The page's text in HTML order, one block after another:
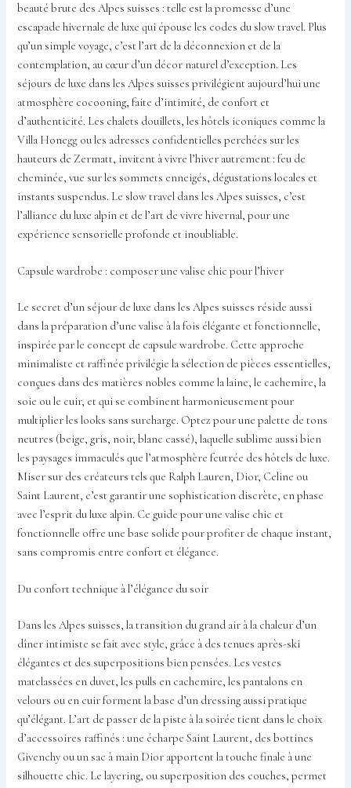
beauté brute des Alpes suisses : telle est la promesse d’une
escapade hivernale de luxe qui épouse les codes du slow travel. Plus
qu’un simple voyage, c’est l’art de la déconnexion et de la
contemplation, au cœur d’un décor naturel d’exception. Les
séjours de luxe dans les Alpes suisses privilégient aujourd’hui une
atmosphère cocooning, faite d’intimité, de confort et
d’authenticité. Les chalets douillets, les hôtels iconiques comme la
Villa Honegg ou les adresses confidentielles perchées sur les
hauteurs de Zermatt, invitent à vivre l’hiver autrement : feu de
cheminée, vue sur les sommets enneigés, dégustations locales et
instants suspendus. Le slow travel dans les Alpes suisses, c’est
l’alliance du luxe alpin et de l’art de vivre hivernal, pour une
expérience sensorielle profonde et inoubliable.
Capsule wardrobe : composer une valise chic pour l’hiver
Le secret d’un séjour de luxe dans les Alpes suisses réside aussi
dans la préparation d’une valise à la fois élégante et fonctionnelle,
inspirée par le concept de capsule wardrobe. Cette approche
minimaliste et raffinée privilégie la sélection de pièces essentielles,
conçues dans des matières nobles comme la laine, le cachemire, la
soie ou le cuir, et qui se combinent harmonieusement pour
multiplier les looks sans surcharge. Optez pour une palette de tons
neutres (beige, gris, noir, blanc cassé), laquelle sublime aussi bien
les paysages immaculés que l’atmosphère feutrée des hôtels de luxe.
Miser sur des créateurs tels que Ralph Lauren, Dior, Celine ou
Saint Laurent, c’est garantir une sophistication discrète, en phase
avec l’esprit du luxe alpin. Ce guide pour une valise chic et
fonctionnelle offre une base solide pour profiter de chaque instant,
sans compromis entre confort et élégance.
Du confort technique à l’élégance du soir
Dans les Alpes suisses, la transition du grand air à la chaleur d’un
dîner intimiste se fait avec style, grâce à des tenues après-ski
élégantes et des superpositions bien pensées. Les vestes
matelassées en duvet, les pulls en cachemire, les pantalons en
velours ou en cuir forment la base d’un dressing aussi pratique
qu’élégant. L’art de passer de la piste à la soirée tient dans le choix
d’accessoires raffinés : une écharpe Saint Laurent, des bottines
Givenchy ou un sac à main Dior apportent la touche finale à une
silhouette chic. Le layering, ou superposition des couches, permet